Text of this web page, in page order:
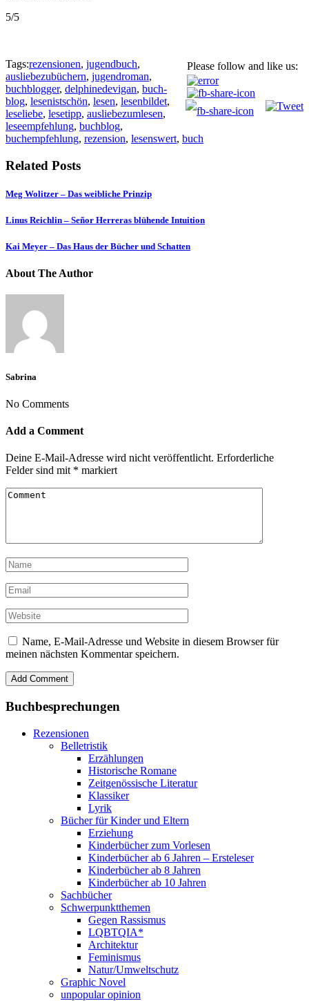
5/5
Please follow and like us:
Tags:rezensionen, jugendbuch,
ausliebezubüchern, jugendroman,
buchblogger, delphinedevigan, buch-
blog, lesenistschön, lesen, lesenbildet,
leseliebe, lesetipp, ausliebezumlesen,
leseempfehlung, buchblog,
buchempfehlung, rezension, lesenswert, buch
Related Posts
Meg Wolitzer – Das weibliche Prinzip
Linus Reichlin – Señor Herreras blühende Intuition
Kai Meyer – Das Haus der Bücher und Schatten
About The Author
Sabrina
No Comments
Add a Comment
Deine E-Mail-Adresse wird nicht veröffentlicht. Erforderliche
Felder sind mit * markiert
Name, E-Mail-Adresse und Website in diesem Browser für
meinen nächsten Kommentar speichern.
Buchbesprechungen
Rezensionen
Belletristik
Erzählungen
Historische Romane
Zeitgenössische Literatur
Klassiker
Lyrik
Bücher für Kinder und Eltern
Erziehung
Kinderbücher zum Vorlesen
Kinderbücher ab 6 Jahren – Ersteleser
Kinderbücher ab 8 Jahren
Kinderbücher ab 10 Jahren
Sachbücher
Schwerpunktthemen
Gegen Rassismus
LQBTQIA*
Architektur
Feminismus
Natur/Umweltschutz
Graphic Novel
unpopular opinion